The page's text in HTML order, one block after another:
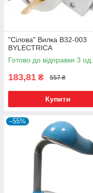
"Сілова" Вилка В32-003
BYLECTRICA
Готово до відправки 3 од.
183,81 ₴ 557 ₴
Купити
–55%